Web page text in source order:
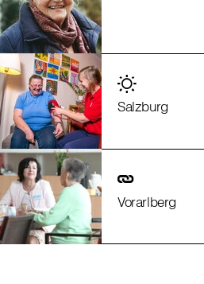
Salzburg
Vorarlberg